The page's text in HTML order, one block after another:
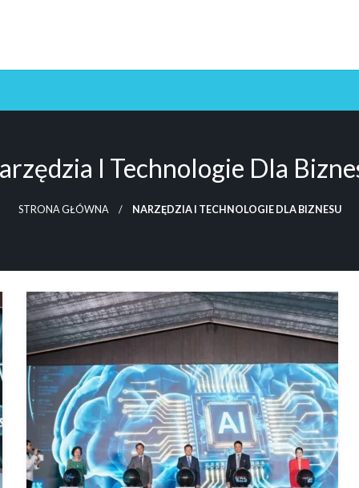
I Technologie Dla
STRONA GŁÓWNA NARZĘDZIA I TECHNOLOGIE DLA BIZNESU